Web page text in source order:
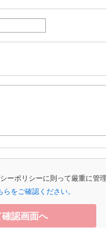
ポリシーに則って厳重に管理
をご確認ください。
確認画面へ